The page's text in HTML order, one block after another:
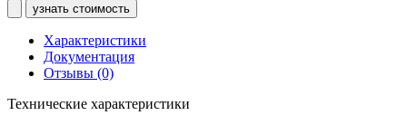
узнать стоимость
Характеристики
Документация
Отзывы (0)
Технические характеристики